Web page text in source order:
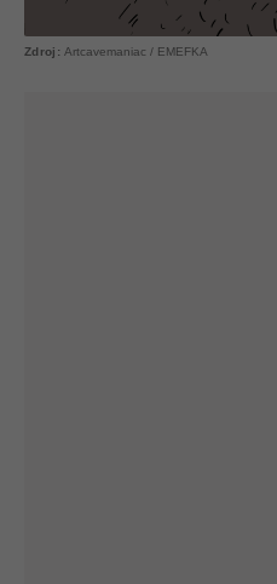
Artcavemaniac / EMEFKA